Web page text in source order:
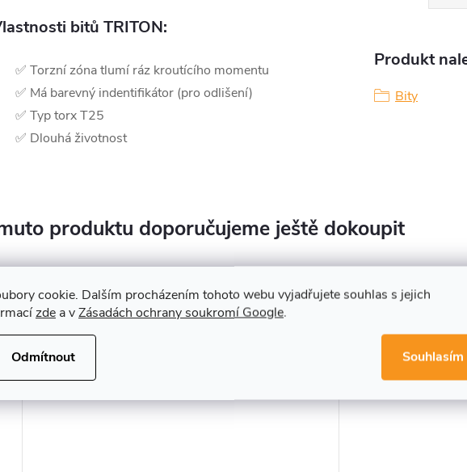
cookie. Dalším procházením tohoto webu vyjadřujete souhlas s jejich
zde a vZásadách ochrany soukromí Google.
Odmítnout Souhlasím
bitů TRITON:
✅ Torzní zóna tlumí ráz kroutícího momentu
✅ Má barevný indentifikátor (pro odlišení)
✅ Typ torx T25
✅ Dlouhá životnost
Produkt
Bity
produktu doporučujeme ještě dokoupit